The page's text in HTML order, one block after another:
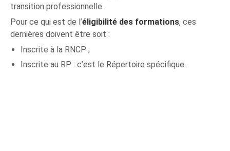
transition professionnelle.
Pour ce qui est de l’éligibilité des formations, ces
dernières doivent être soit :
Inscrite à la RNCP ;
Inscrite au RP : c’est le Répertoire spécifique.